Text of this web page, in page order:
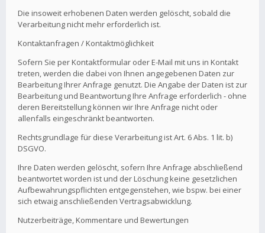
Die insoweit erhobenen Daten werden gelöscht, sobald die
Verarbeitung nicht mehr erforderlich ist.
Kontaktanfragen / Kontaktmöglichkeit
Sofern Sie per Kontaktformular oder E-Mail mit uns in Kontakt
treten, werden die dabei von Ihnen angegebenen Daten zur
Bearbeitung Ihrer Anfrage genutzt. Die Angabe der Daten ist zur
Bearbeitung und Beantwortung Ihre Anfrage erforderlich - ohne
deren Bereitstellung können wir Ihre Anfrage nicht oder
allenfalls eingeschränkt beantworten.
Rechtsgrundlage für diese Verarbeitung ist Art. 6 Abs. 1 lit. b)
DSGVO.
Ihre Daten werden gelöscht, sofern Ihre Anfrage abschließend
beantwortet worden ist und der Löschung keine gesetzlichen
Aufbewahrungspflichten entgegenstehen, wie bspw. bei einer
sich etwaig anschließenden Vertragsabwicklung.
Nutzerbeiträge, Kommentare und Bewertungen